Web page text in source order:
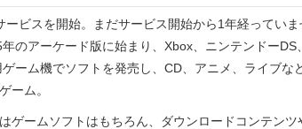
ビスを開始。まだサービス開始から1年経ってい
のアーケード版に始まり、Xbox、ニンテンドーDS
ーム機でソフトを発売し、CD、アニメ、ライブな
ーム。
ゲームソフトはもちろん、ダウンロードコンテンツ